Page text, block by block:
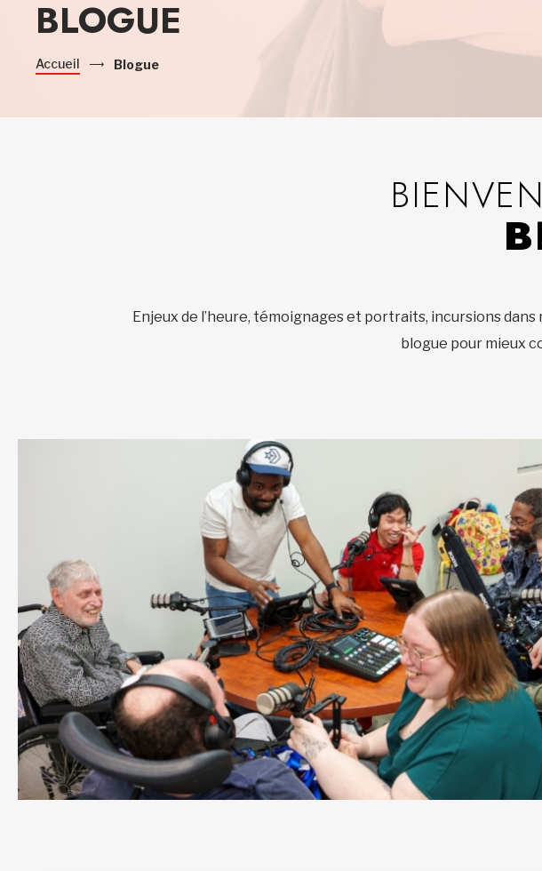
BLOGUE
Accueil Blogue
Enjeux de l’heure, témoignages et portraits, incursions
blogue pour mieux